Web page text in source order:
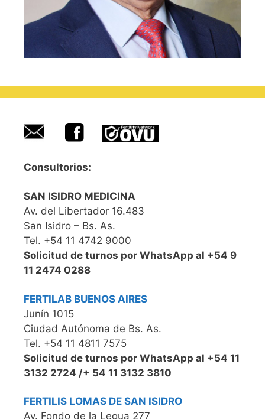
Consultorios:
SAN ISIDRO MEDICINA
Av. del Libertador 16.483
San Isidro – Bs. As.
Tel. +54 11 4742 9000
Solicitud de turnos por WhatsApp al +54 9
11 2474 0288
FERTILAB BUENOS AIRES
Junín 1015
Ciudad Autónoma de Bs. As.
Tel. +54 11 4811 7575
Solicitud de turnos por WhatsApp al +54 11
3132 2724 /+ 54 11 3132 3810
FERTILIS LOMAS DE SAN ISIDRO
Av. Fondo de la Legua 277